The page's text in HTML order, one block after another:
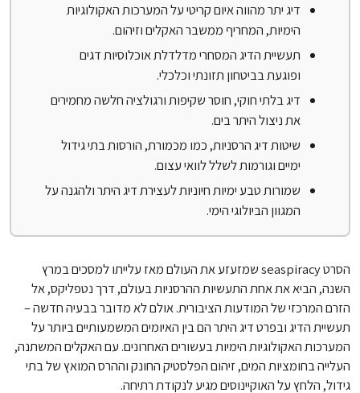
דיג יתר מהווה איום קריטי על המערכות האקולוגיות
הימיות, המחריף ממשבר האקלים וזיהום.
תעשיית הדיג המסחרי מדלדלת אוכלוסיות דגים
ופוגעת בביטחון תזונתי וכלכלי.
דיג בלתי חוקי, חוסר שקיפות ורגולציה חלשה מחמירים
את ניצול היתר בים.
שיטות דיג הרסניות, כמו מכמורת, הורסות בתי גידול
ימיים וגורמות לשלל לוואי עצום.
שמורות טבע ימיות חיוניות לעצירת דיג היתר ולהגנה על
המגוון הביולוגי הימי.
הסרט seaspiracy שמזעזע את העולם מאז עלייתו למסכים במרץ
השנה, הביא את אחת התעשיות ההרסניות בעולם, דרך נטפליקס, אל
הזרם המרכזי של המודעות הציבורית. אולם לא מדובר בבעיה חדשה –
תעשיית הדיג ובפרט דיג היתר הם בין האיומים המשמעותיים ביותר על
המערכות האקולוגיות הימיות בעשורים האחרונים. עם האקלים המשתנה,
העלייה בחומציות המים, זיהום הפלסטיק החונק וההרס המואץ של בתי
גידול, הלחץ על האוקיינוסים מגיע לנקודת רתיחה.